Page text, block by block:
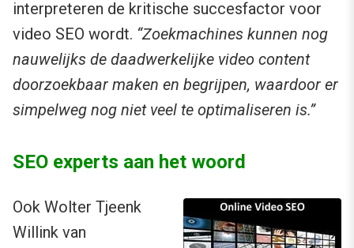
interpreteren de kritische succesfactor voor
video SEO wordt. “Zoekmachines kunnen nog
nauwelijks de daadwerkelijke video content
doorzoekbaar maken en begrijpen, waardoor er
simpelweg nog niet veel te optimaliseren is.”
SEO experts aan het woord
Ook Wolter Tjeenk
Willink van